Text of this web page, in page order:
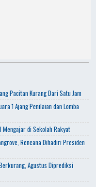
Pacitan Kurang Dari Satu Jam
1 Ajang Penilaian dan Lomba
Mengajar di Sekolah Rakyat
Rencana Dihadiri Presiden
Agustus Diprediksi